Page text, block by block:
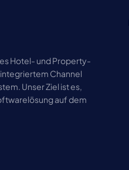
Hotel- und Property-
Channel
Unser Ziel ist es,
auf dem